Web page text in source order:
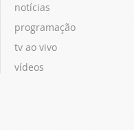
notícias
programação
tv ao vivo
vídeos